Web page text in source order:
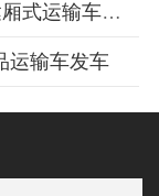
上一篇：广东惠州高总八台江铃顺达厢式运输车成功交付
运输车发车